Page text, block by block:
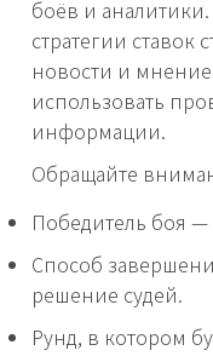
боёв и
стратегии ставок
новости и мнение
использовать
информации.
Обращайте
Победитель боя
Способ
решение судей.
Рунд, в котором